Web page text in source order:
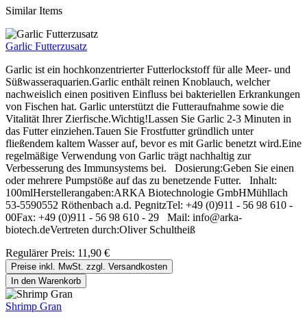
Similar Items
Garlic Futterzusatz
Garlic ist ein hochkonzentrierter Futterlockstoff für alle Meer- und
Süßwasseraquarien.Garlic enthält reinen Knoblauch, welcher
nachweislich einen positiven Einfluss bei bakteriellen Erkrankungen
von Fischen hat. Garlic unterstützt die Futteraufnahme sowie die
Vitalität Ihrer Zierfische.Wichtig!Lassen Sie Garlic 2-3 Minuten in
das Futter einziehen.Tauen Sie Frostfutter gründlich unter
fließendem kaltem Wasser auf, bevor es mit Garlic benetzt wird.Eine
regelmäßige Verwendung von Garlic trägt nachhaltig zur
Verbesserung des Immunsystems bei. Dosierung:Geben Sie einen
oder mehrere Pumpstöße auf das zu benetzende Futter. Inhalt:
100mlHerstellerangaben:ARKA Biotechnologie GmbHMühllach
53-5590552 Röthenbach a.d. PegnitzTel: +49 (0)911 - 56 98 610 -
00Fax: +49 (0)911 - 56 98 610 - 29 Mail: info@arka-
biotech.deVertreten durch:Oliver Schultheiß
Regulärer Preis: 11,90 €
Preise inkl. MwSt. zzgl. Versandkosten
In den Warenkorb
Shrimp Gran